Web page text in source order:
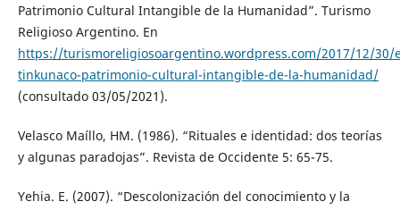
Patrimonio Cultural Intangible de la Humanidad”. Turismo
Religioso Argentino. En
https://turismoreligiosoargentino.wordpress.com/2017/12/30/
tinkunaco-patrimonio-cultural-intangible-de-la-humanidad/
(consultado 03/05/2021).
Velasco Maíllo, HM. (1986). “Rituales e identidad: dos teorías
y algunas paradojas”. Revista de Occidente 5: 65-75.
Yehia. E. (2007). “Descolonización del conocimiento y la